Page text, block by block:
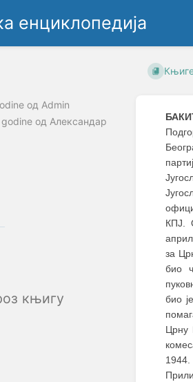
енциклопедија
oд Admin
од Александар
књигу
КПЈ.
за
био
био
Црну